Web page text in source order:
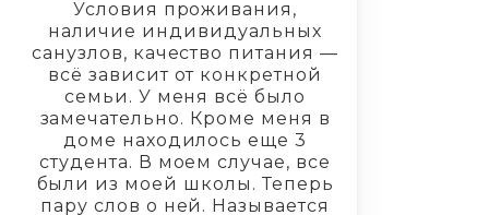
Условия проживания,
наличие индивидуальных
санузлов, качество питания —
всё зависит от конкретной
семьи. У меня всё было
замечательно. Кроме меня в
доме находилось еще 3
студента. В моем случае, все
были из моей школы. Теперь
пару слов о ней. Называется